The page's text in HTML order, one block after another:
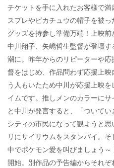
チケットを手に入れたお客様で
スプレやピカチュウの帽子を被
グッズを持参し準備万端！上映前
中川翔子、矢嶋哲生監督が登壇
潮に。昨年からのリピーターや
督をはじめ、作品問わず応援上
う人もいたため中川が応援上映
イムです。推しメンのカラーにサ
と中川が発言すると、「ついて
シティの市民になって観ようと
リにサイリウムをスタンバイ。
中でポケモン愛を叫びましょう
開始。別作品の予告編からそれ